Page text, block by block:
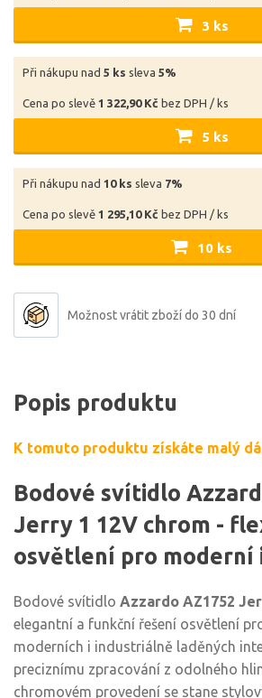
3 ks
Při nákupu nad 5 ks sleva 5%
Cena po slevě 1 322,90 Kč bez DPH / ks
5 ks
Při nákupu nad 10 ks sleva 7%
Cena po slevě 1 295,10 Kč bez DPH / ks
10 ks
Možnost vrátit zboží do 30 dní
Popis produktu
K tomuto produktu získáte malý
Bodové svítidlo
Jerry 1 12V chrom -
osvětlení pro
Bodové svítidlo Azzardo AZ1752
elegantní a funkční řešení osvětlení
moderních i industriálně laděných
preciznímu zpracování z odolného
chromovém provedení se stane